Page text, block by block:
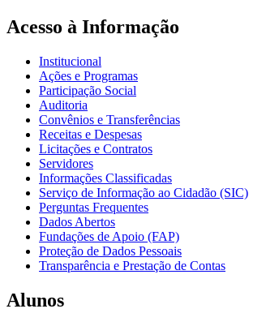
Acesso à Informação
Institucional
Ações e Programas
Participação Social
Auditoria
Convênios e Transferências
Receitas e Despesas
Licitações e Contratos
Servidores
Informações Classificadas
Serviço de Informação ao Cidadão (SIC)
Perguntas Frequentes
Dados Abertos
Fundações de Apoio (FAP)
Proteção de Dados Pessoais
Transparência e Prestação de Contas
Alunos